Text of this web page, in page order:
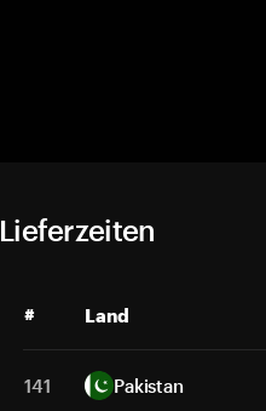
Lieferzeiten
# Land
141 Pakistan